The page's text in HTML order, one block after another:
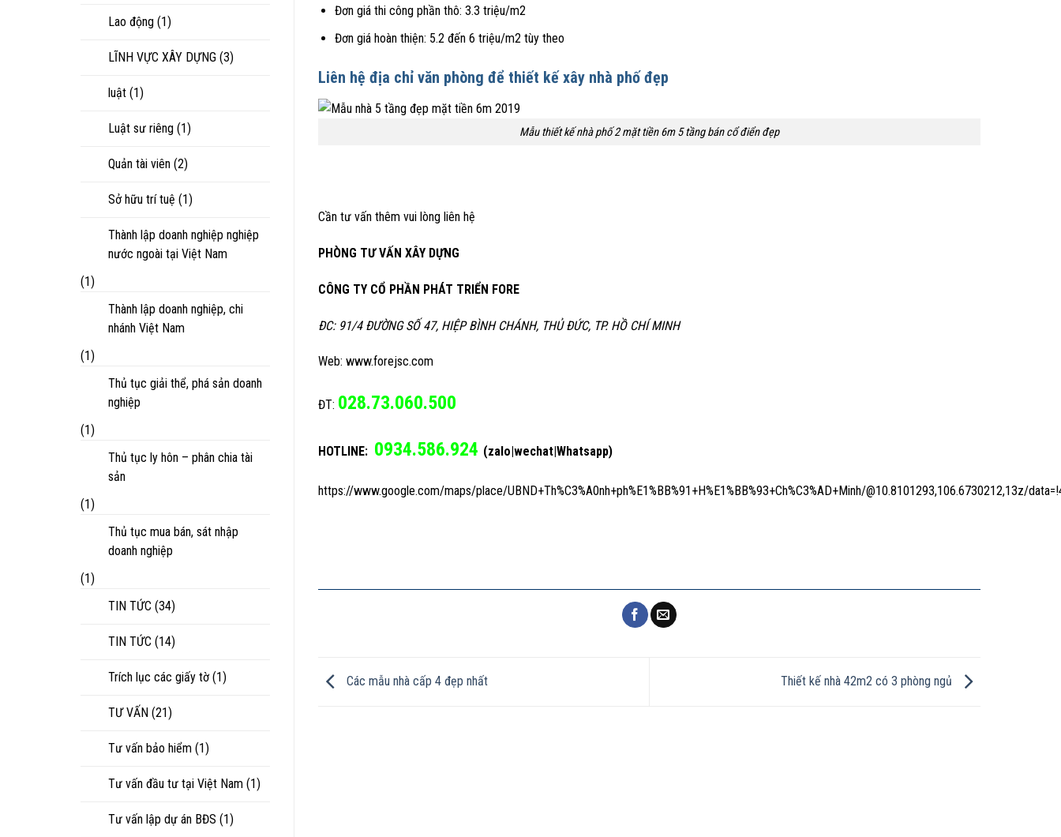
Lao động (1)
LĨNH VỰC XÂY DỰNG (3)
luật (1)
Luật sư riêng (1)
Quản tài viên (2)
Sở hữu trí tuệ (1)
Thành lập doanh nghiệp nghiệp
nước ngoài tại Việt Nam
(1)
Thành lập doanh nghiệp, chi
nhánh Việt Nam
(1)
Thủ tục giải thể, phá sản doanh
nghiệp
(1)
Thủ tục ly hôn – phân chia tài
sản
(1)
Thủ tục mua bán, sát nhập
doanh nghiệp
(1)
TIN TỨC (34)
TIN TỨC (14)
Trích lục các giấy tờ (1)
TƯ VẤN (21)
Tư vấn bảo hiểm (1)
Tư vấn đầu tư tại Việt Nam (1)
Tư vấn lập dự án BĐS (1)
Đơn giá thi công phần thô: 3.3 triệu/m2
Đơn giá hoàn thiện: 5.2 đến 6 triệu/m2 tùy theo
Liên hệ địa chỉ văn phòng để thiết kế xây nhà phố đẹp
Mẫu thiết kế nhà phố 2 mặt tiền 6m 5 tầng bán cổ điển đẹp
Cần tư vấn thêm vui lòng liên hệ
PHÒNG TƯ VẤN XÂY DỰNG
CÔNG TY CỔ PHẦN PHÁT TRIỂN FORE
ĐC: 91/4 ĐƯỜNG SỐ 47, HIỆP BÌNH CHÁNH, THỦ ĐỨC, TP. HỒ CHÍ MINH
Web: www.forejsc.com
ĐT: 028.73.060.500
HOTLINE: 0934.586.924 (zalo|wechat|Whatsapp)
https://www.google.com/maps/place/UBND+Th%C3%A0nh+ph%E1%BB%91+H%E1%BB%93+Ch%C3%AD+Minh/
Các mẫu nhà cấp 4 đẹp nhất Thiết kế nhà 42m2 có 3 phòng ngủ